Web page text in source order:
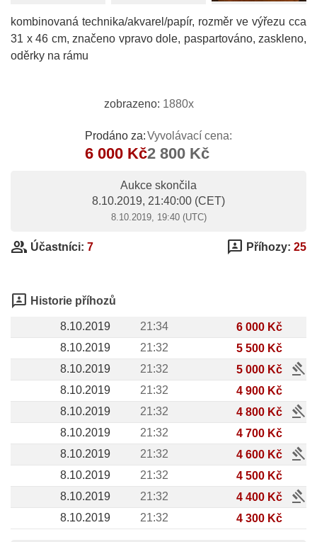
kombinovaná technika/akvarel/papír, rozměr ve výřezu cca
31 x 46 cm, značeno vpravo dole, paspartováno, zaskleno,
oděrky na rámu
zobrazeno: 1880x
Prodáno za:
6 000 Kč
Vyvolávací cena:
2 800 Kč
Aukce skončila
8.10.2019, 21:40:00 (CET)
8.10.2019, 19:40 (UTC)
group Účastníci: 7 3p Příhozy: 25
3p Historie příhozů
8.10.2019 21:34
6 000 Kč
8.10.2019
21:32
5 500 Kč
8.10.2019
21:32 5 000 Kč gavel
8.10.2019 21:32
4 900 Kč
8.10.2019
21:32 4 800 Kč gavel
8.10.2019 21:32
4 700 Kč
8.10.2019
21:32 4 600 Kč gavel
8.10.2019 21:32
4 500 Kč
8.10.2019
21:32 4 400 Kč gavel
8.10.2019 21:32 4 300 Kč